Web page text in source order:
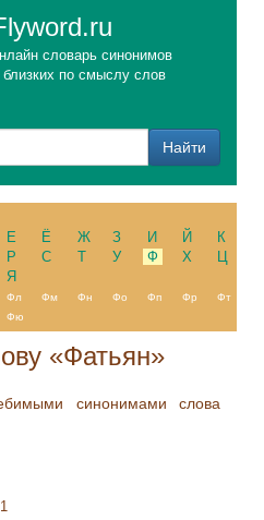
словарь синонимов
близких по смыслу слов
Е Ё Ж З И Й
К
Р С Т У Ф Х
Ц
Я
Фл Фм Фн Фо Фп Фр
Фт
Фю
«Фатьян»
синонимами слова